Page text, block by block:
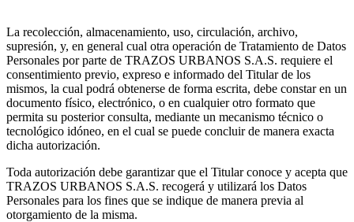
La recolección, almacenamiento, uso, circulación, archivo,
supresión, y, en general cual otra operación de Tratamiento de Datos
Personales por parte de TRAZOS URBANOS S.A.S. requiere el
consentimiento previo, expreso e informado del Titular de los
mismos, la cual podrá obtenerse de forma escrita, debe constar en un
documento físico, electrónico, o en cualquier otro formato que
permita su posterior consulta, mediante un mecanismo técnico o
tecnológico idóneo, en el cual se puede concluir de manera exacta
dicha autorización.
Toda autorización debe garantizar que el Titular conoce y acepta que
TRAZOS URBANOS S.A.S. recogerá y utilizará los Datos
Personales para los fines que se indique de manera previa al
otorgamiento de la misma.